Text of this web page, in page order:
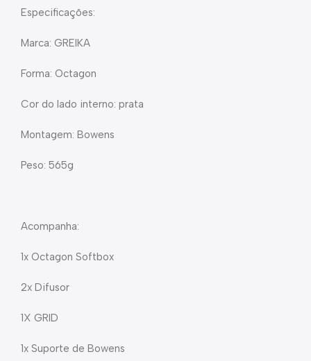
Especificações:
Marca: GREIKA
Forma: Octagon
Cor do lado interno: prata
Montagem: Bowens
Peso: 565g
Acompanha:
1x Octagon Softbox
2x Difusor
1X GRID
1x Suporte de Bowens